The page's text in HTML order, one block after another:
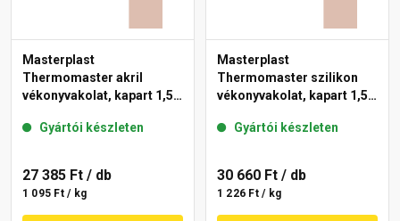
Masterplast
Thermomaster akril
vékonyvakolat, kapart 1,5
Gyártói készleten
27 385 Ft / db
1 095 Ft / kg
Masterplast
Thermomaster szilikon
vékonyvakolat, kapart 1,5
Gyártói készleten
30 660 Ft / db
1 226 Ft / kg